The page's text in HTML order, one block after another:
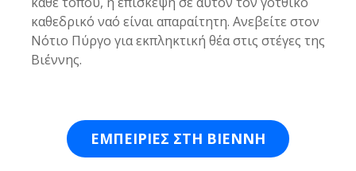
καθεδρικό ναό είναι απαραίτητη. Ανεβείτε στον
Νότιο Πύργο για εκπληκτική θέα στις στέγες της
Βιέννης.
ΕΜΠΕΙΡΙΕΣ ΣΤΗ ΒΙΕΝΝΗ